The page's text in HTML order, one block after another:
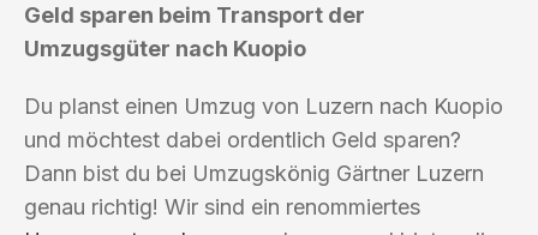
Geld sparen beim Transport der
Umzugsgüter nach Kuopio
Du planst einen Umzug von Luzern nach Kuopio
und möchtest dabei ordentlich Geld sparen?
Dann bist du bei Umzugskönig Gärtner Luzern
genau richtig! Wir sind ein renommiertes